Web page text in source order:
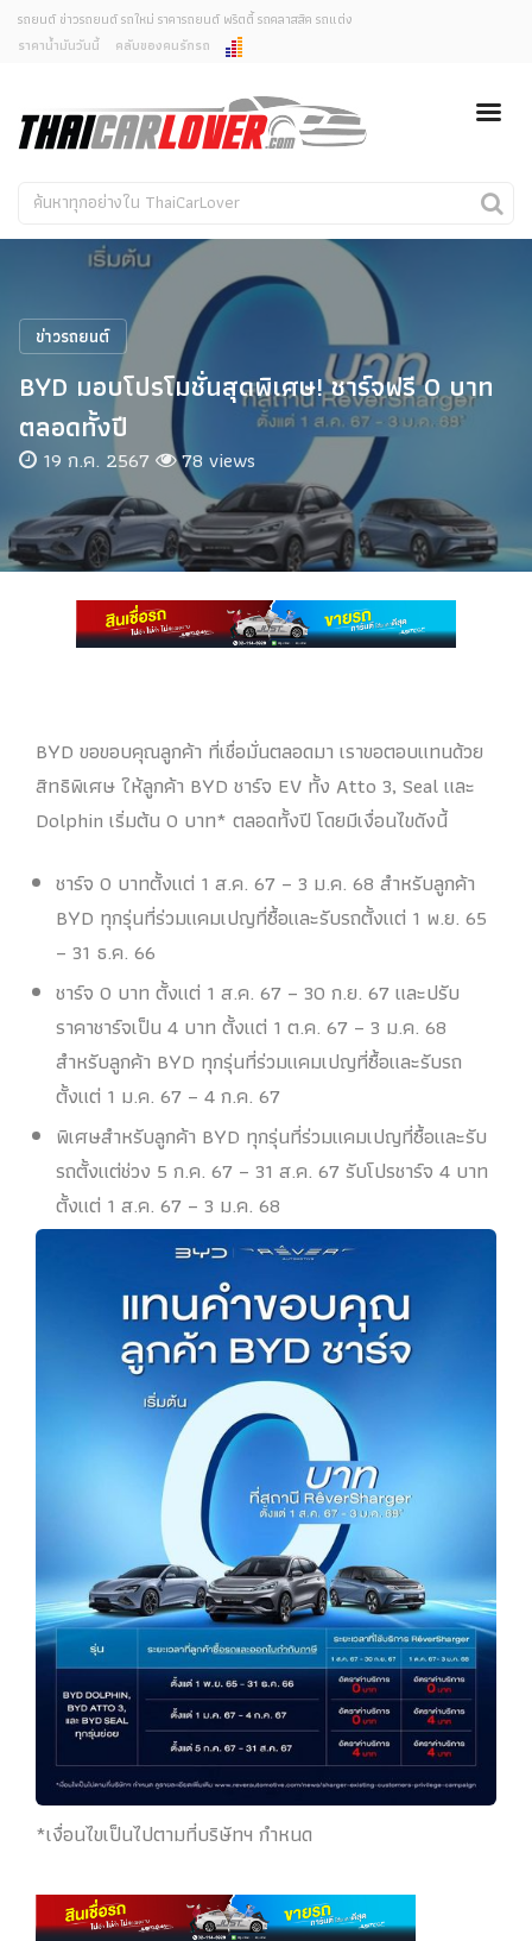
ยกเลิกการแจ้งเตือน
คุณต้องการยกเลิกการแจ้งเตือนข่าวสารเมื่อมีการอัพเดต
ใช่หรือไม่?
ไม่
รถยนต์ ข่าวรถยนต์ รถใหม่ ราคารถยนต์ พริตตี้ รถคลาสสิค รถแต่ง
ราคาน้ำมันวันนี้
คลับของคนรักรถ
รถใหม่
คนรักรถ
รถแต่ง
งานแสดงรถ
Car In The Movie
สเปคราคา รถยนต์
ข่าวรถยนต์
BYD มอบโปรโมชั่นสุดพิเศษ! ชาร์จฟรี 0 บาท
ตลอดทั้งปี
19 ก.ค. 2567 78 views
BYD ขอขอบคุณลูกค้า ที่เชื่อมั่นตลอดมา เราขอตอบแทนด้วย
สิทธิพิเศษ ให้ลูกค้า BYD ชาร์จ EV ทั้ง Atto 3, Seal และ
Dolphin เริ่มต้น 0 บาท* ตลอดทั้งปี โดยมีเงื่อนไขดังนี้
ชาร์จ 0 บาทตั้งแต่ 1 ส.ค. 67 – 3 ม.ค. 68 สำหรับลูกค้า
BYD ทุกรุ่นที่ร่วมแคมเปญที่ซื้อและรับรถตั้งแต่ 1 พ.ย. 65
– 31 ธ.ค. 66
ชาร์จ 0 บาท ตั้งแต่ 1 ส.ค. 67 – 30 ก.ย. 67 และปรับ
ราคาชาร์จเป็น 4 บาท ตั้งแต่ 1 ต.ค. 67 – 3 ม.ค. 68
สำหรับลูกค้า BYD ทุกรุ่นที่ร่วมแคมเปญที่ซื้อและรับรถ
ตั้งแต่ 1 ม.ค. 67 – 4 ก.ค. 67
พิเศษสำหรับลูกค้า BYD ทุกรุ่นที่ร่วมแคมเปญที่ซื้อและรับ
รถตั้งแต่ช่วง 5 ก.ค. 67 – 31 ส.ค. 67 รับโปรชาร์จ 4 บาท
ตั้งแต่ 1 ส.ค. 67 – 3 ม.ค. 68
*เงื่อนไขเป็นไปตามที่บริษัทฯ กำหนด